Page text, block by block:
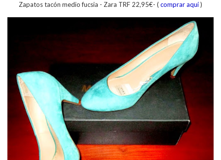
Zapatos tacón medio fucsia - Zara TRF 22,95€- (comprar aquí)